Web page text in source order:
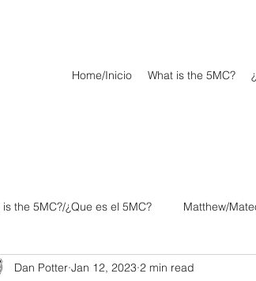
Home/Inicio What is the 5MC?
is the 5MC?/¿Que es el 5MC? Matthew/
Romans/Romanos 1 Corinthians/1
Dan Potter Jan 12, 2023 2 min read